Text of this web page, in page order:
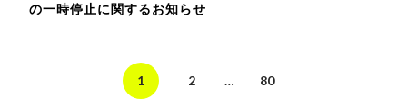
の一時停止に関するお知らせ
1 2 … 80